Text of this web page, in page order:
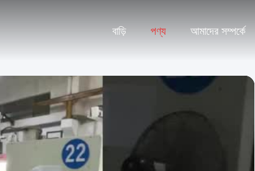
বাড়ি পণ্য আমাদের সম্পর্কে